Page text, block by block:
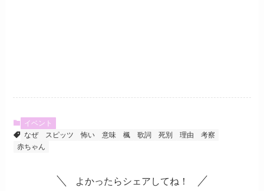
イベント
なぜ
スピッツ 怖い 意味 楓 歌詞 死別 理由
考察
赤ちゃん
よかったらシェアしてね！